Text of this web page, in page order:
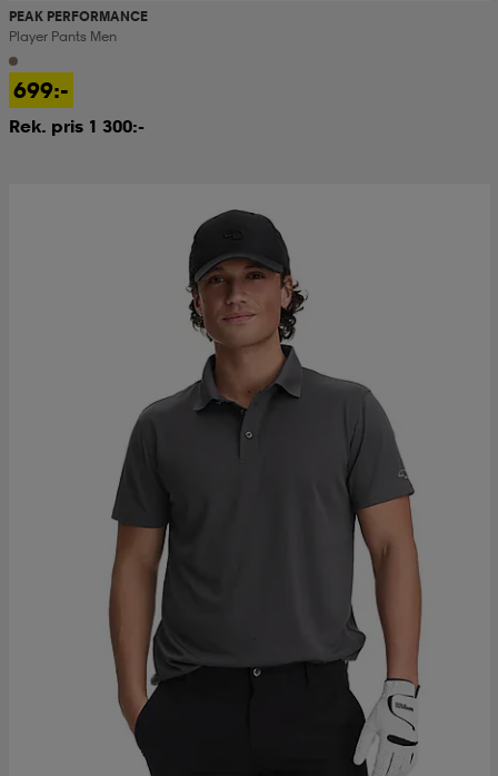
PEAK PERFORMANCE
Player Pants Men
699:-
Rek. pris 1 300:-